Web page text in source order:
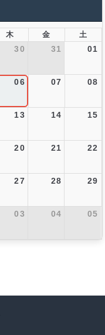
木 金 土
30 31 01
06 07 08
13 14 15
20 21 22
27 28 29
03 04 05